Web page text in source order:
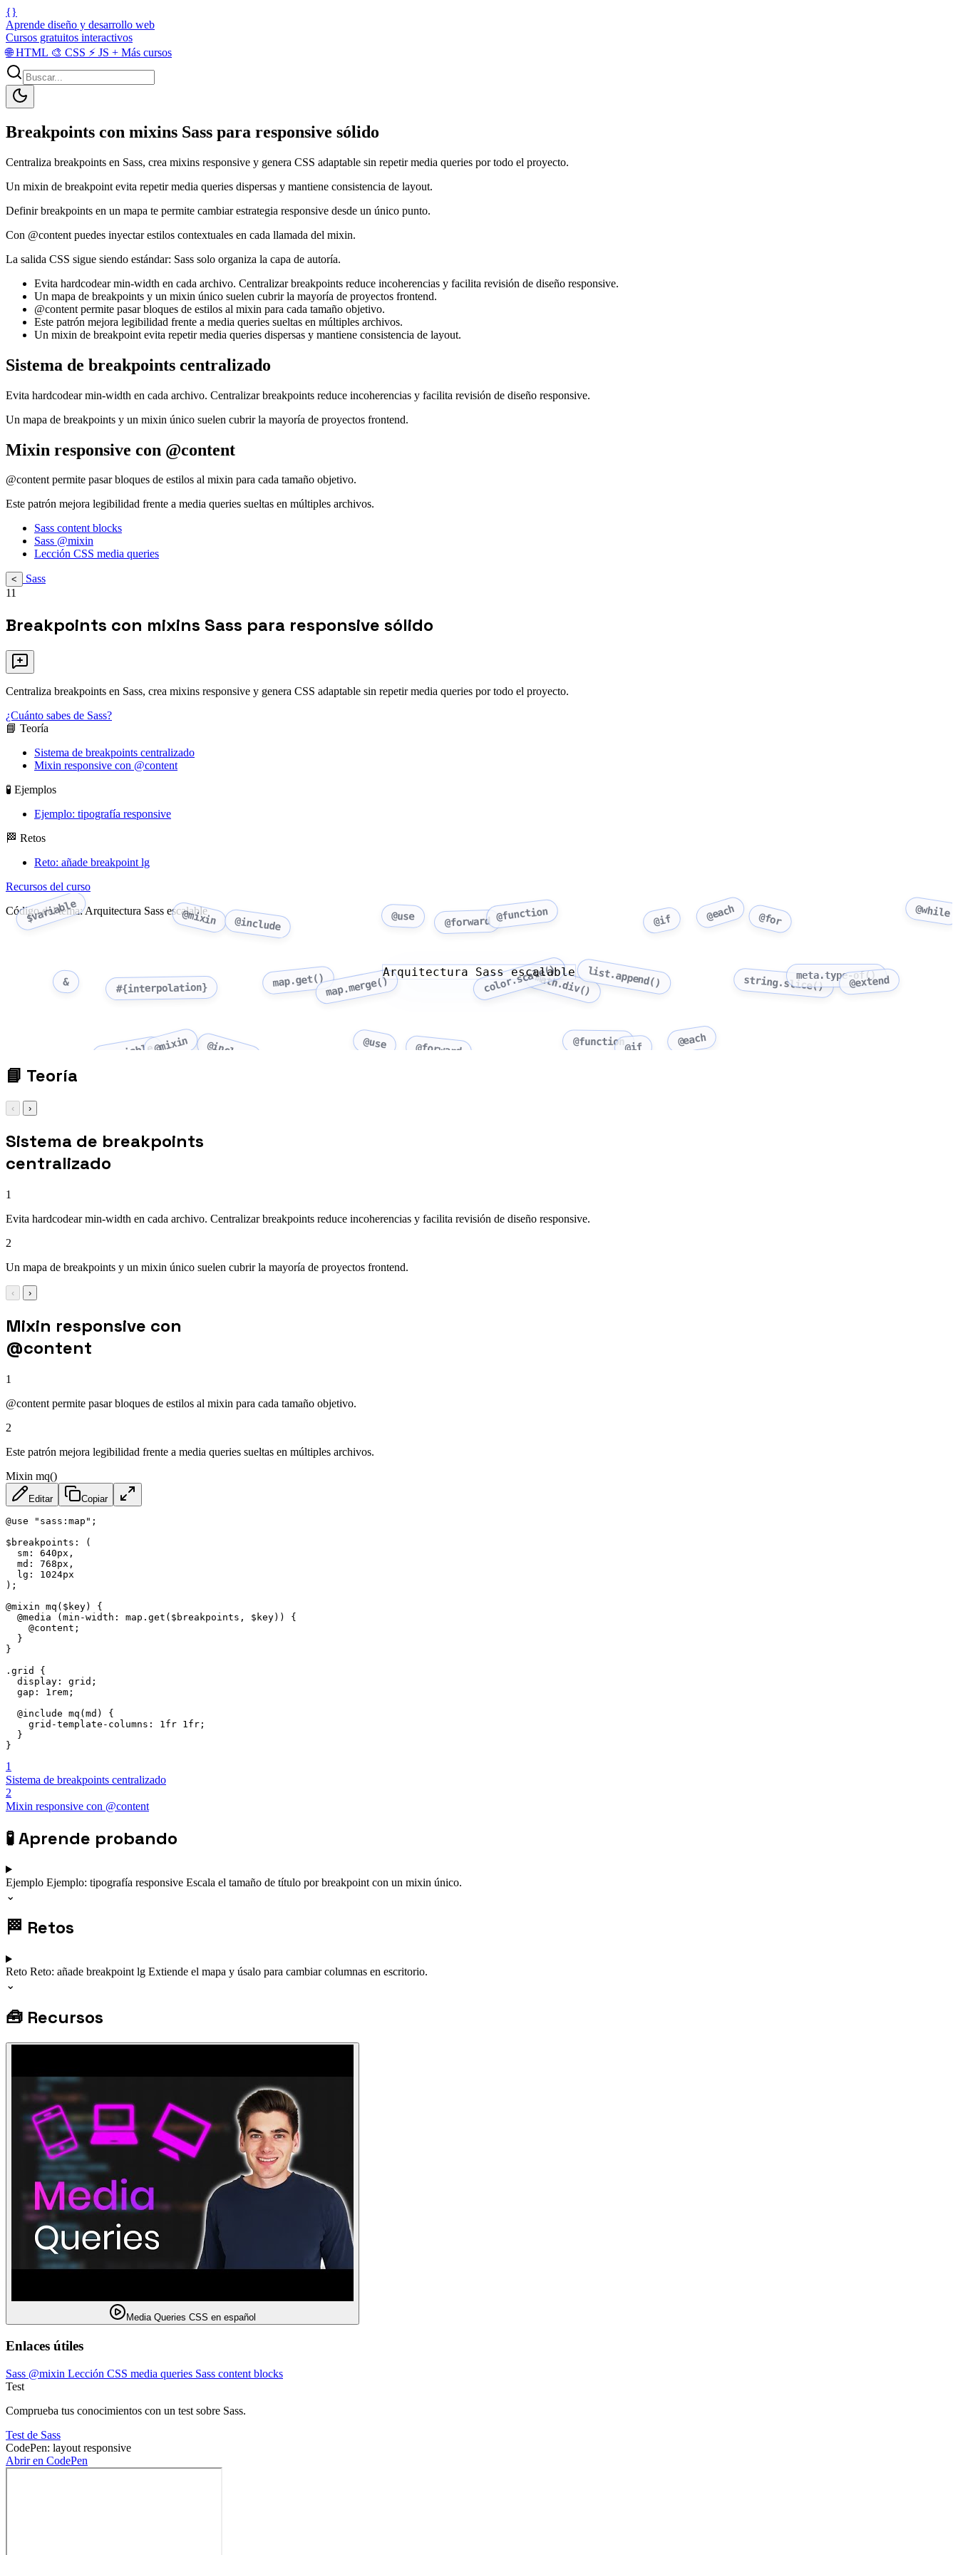
{}
Aprende diseño y desarrollo web
Cursos gratuitos interactivos
🌐HTML 🎨 CSS ⚡ JS + Más cursos
Breakpoints con mixins Sass para responsive sólido
Centraliza breakpoints en Sass, crea mixins responsive y genera CSS adaptable sin repetir media queries por todo el proyecto.
Un mixin de breakpoint evita repetir media queries dispersas y mantiene consistencia de layout.
Definir breakpoints en un mapa te permite cambiar estrategia responsive desde un único punto.
Con @content puedes inyectar estilos contextuales en cada llamada del mixin.
La salida CSS sigue siendo estándar: Sass solo organiza la capa de autoría.
Evita hardcodear min-width en cada archivo. Centralizar breakpoints reduce incoherencias y facilita revisión de diseño responsive.
Un mapa de breakpoints y un mixin único suelen cubrir la mayoría de proyectos frontend.
@content permite pasar bloques de estilos al mixin para cada tamaño objetivo.
Este patrón mejora legibilidad frente a media queries sueltas en múltiples archivos.
Un mixin de breakpoint evita repetir media queries dispersas y mantiene consistencia de layout.
Sistema de breakpoints centralizado
Evita hardcodear min-width en cada archivo. Centralizar breakpoints reduce incoherencias y facilita revisión de diseño responsive.
Un mapa de breakpoints y un mixin único suelen cubrir la mayoría de proyectos frontend.
Mixin responsive con @content
@content permite pasar bloques de estilos al mixin para cada tamaño objetivo.
Este patrón mejora legibilidad frente a media queries sueltas en múltiples archivos.
Sass content blocks
Sass @mixin
Lección CSS media queries
<
Sass
11
Breakpoints con mixins Sass para responsive sólido
Centraliza breakpoints en Sass, crea mixins responsive y genera CSS adaptable sin repetir media queries por todo el proyecto.
¿Cuánto sabes de Sass?
📘 Teoría
Sistema de breakpoints centralizado
Mixin responsive con @content
🧪 Ejemplos
Ejemplo: tipografía responsive
🏁 Retos
Reto: añade breakpoint lg
Recursos del curso
Código del tema: Arquitectura Sass escalable
$variable @mixin @include @use @forward @function @if @each @for @while
& #{interpolation} map.get()map.merge() color.scale()math.div()list.append() string.slice()meta.type-of()
@extend
$variable@mixin @include @use @forward @function@if @each
Arquitectura Sass escalable
📘 Teoría
‹ ›
Sistema de breakpoints
centralizado
1
Evita hardcodear min-width en cada archivo. Centralizar breakpoints reduce incoherencias y facilita revisión de diseño responsive.
2
Un mapa de breakpoints y un mixin único suelen cubrir la mayoría de proyectos frontend.
‹ ›
Mixin responsive con
@content
1
@content permite pasar bloques de estilos al mixin para cada tamaño objetivo.
2
Este patrón mejora legibilidad frente a media queries sueltas en múltiples archivos.
Mixin mq()
Editar Copiar
@use "sass:map";
$breakpoints: (
  sm: 640px,
  md: 768px,
  lg: 1024px
);
@mixin mq($key) {
  @media (min-width: map.get($breakpoints, $key)) {
    @content;
  }
}
.grid {
  display: grid;
  gap: 1rem;
  @include mq(md) {
    grid-template-columns: 1fr 1fr;
  }
}
1
Sistema de breakpoints centralizado
2
Mixin responsive con @content
🧪Aprende probando
Ejemplo Ejemplo: tipografía responsive Escala el tamaño de título por breakpoint con un mixin único.
⌄
🏁 Retos
Reto Reto: añade breakpoint lg Extiende el mapa y úsalo para cambiar columnas en escritorio.
⌄
🧰 Recursos
Media Queries CSS en español
Enlaces útiles
Sass @mixin Lección CSS media queries Sass content blocks
Test
Comprueba tus conocimientos con un test sobre Sass.
Test de Sass
CodePen: layout responsive
Abrir en CodePen